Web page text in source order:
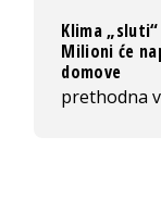
Klima „sluti“
Milioni će
domove
prethodna